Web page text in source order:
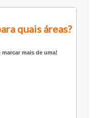
quais áreas?
mais de uma!